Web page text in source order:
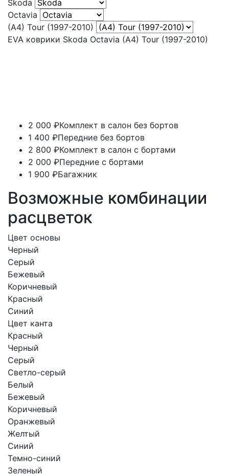
Skoda
Octavia
(A4) Tour (1997-2010)
EVA коврики Skoda Octavia (A4) Tour (1997-2010)
2 000 ₽Комплект в салон без бортов
1 400 ₽Передние без бортов
2 800 ₽Комплект в салон с бортами
2 000 ₽Передние с бортами
1 900 ₽Багажник
Возможные комбинации
расцветок
Цвет основы
Черный
Серый
Бежевый
Коричневый
Красный
Синий
Цвет канта
Красный
Черный
Серый
Светло-серый
Белый
Бежевый
Коричневый
Оранжевый
Желтый
Синий
Темно-синий
Зеленый